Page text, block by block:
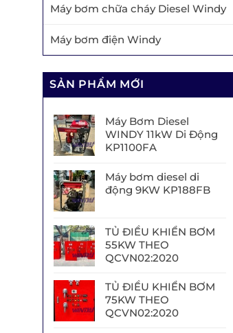
Máy bơm chữa cháy Diesel Windy
Máy bơm điện Windy
SẢN PHẨM MỚI
Máy Bơm Diesel
WINDY 11kW Di Động
KP1100FA
Máy bơm diesel di
động 9KW KP188FB
TỦ ĐIỀU KHIỂN BƠM
55KW THEO
QCVN02:2020
TỦ ĐIỀU KHIỂN BƠM
75KW THEO
QCVN02:2020